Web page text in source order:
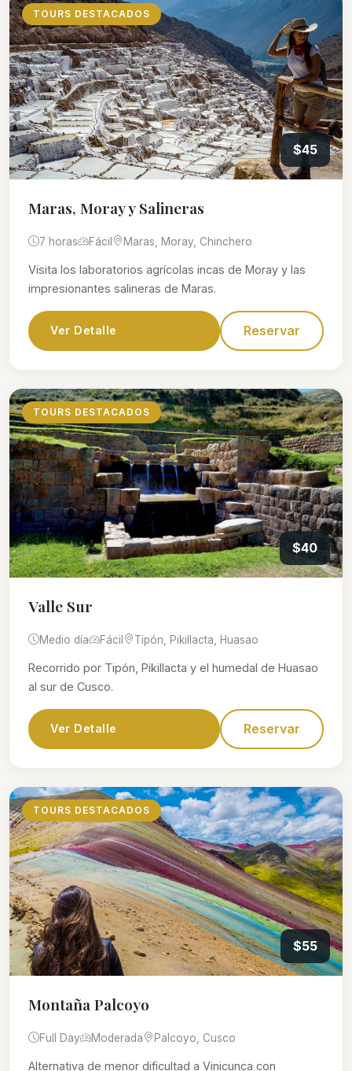
TOURS DESTACADOS
$45
Maras, Moray y Salineras
7 horas Fácil Maras, Moray, Chinchero
Visita los laboratorios agrícolas incas de Moray y las
impresionantes salineras de Maras.
Ver Detalle Reservar
TOURS DESTACADOS
$40
Valle Sur
Medio día Fácil Tipón, Pikillacta, Huasao
Recorrido por Tipón, Pikillacta y el humedal de Huasao
al sur de Cusco.
Ver Detalle Reservar
TOURS DESTACADOS
$55
Montaña Palcoyo
Full Day Moderada Palcoyo, Cusco
Alternativa de menor dificultad a Vinicunca con